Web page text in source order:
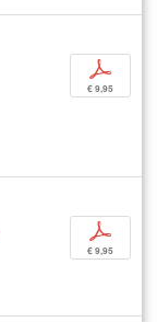
p
€ 9,95
p
€ 9,95